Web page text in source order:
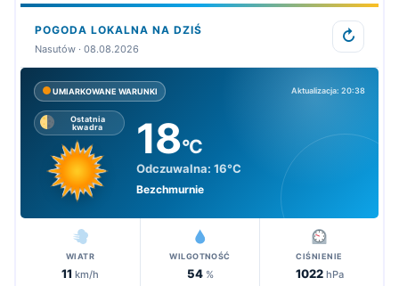
POGODA LOKALNA NA DZIŚ
Nasutów · 08.08.2026
↻
UMIARKOWANE WARUNKI Aktualizacja: 20:38
Ostatnia
kwadra
18°C
Odczuwalna: 16°C
Bezchmurnie
WIATR
11 km/h
WILGOTNOŚĆ
54%
CIŚNIENIE
1022hPa